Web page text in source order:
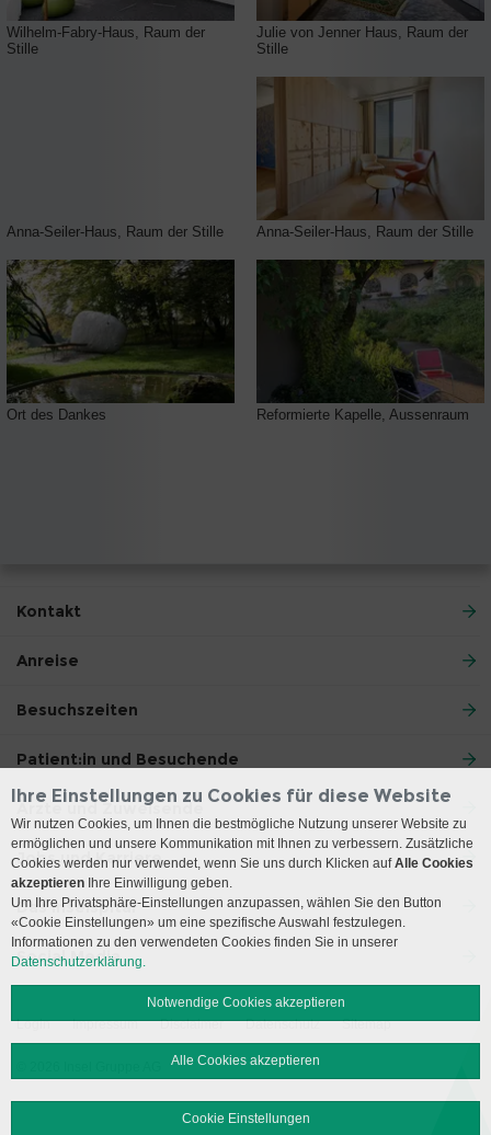
Wilhelm-Fabry-Haus, Raum der
Stille
Julie von Jenner Haus, Raum der
Stille
Anna-Seiler-Haus, Raum der Stille Anna-Seiler-Haus, Raum der Stille
Ort des Dankes Reformierte Kapelle, Aussenraum
Kontakt
Anreise
Besuchszeiten
Patient:in und Besuchende
Ärzte und Zuweisende
Jobs und Karriere
Das Inselspital
Social Media
Login Impressum Disclaimer Datenschutz Sitemap
Ihre Einstellungen zu Cookies für diese Website
Wir nutzen Cookies, um Ihnen die bestmögliche Nutzung unserer Website zu
ermöglichen und unsere Kommunikation mit Ihnen zu verbessern. Zusätzliche
Cookies werden nur verwendet, wenn Sie uns durch Klicken aufAlle Cookies
akzeptieren Ihre Einwilligung geben.
Um Ihre Privatsphäre-Einstellungen anzupassen, wählen Sie den Button
«Cookie Einstellungen» um eine spezifische Auswahl festzulegen.
Informationen zu den verwendeten Cookies finden Sie in unserer
Datenschutzerklärung.
Notwendige Cookies akzeptieren
Alle Cookies akzeptieren
Cookie Einstellungen